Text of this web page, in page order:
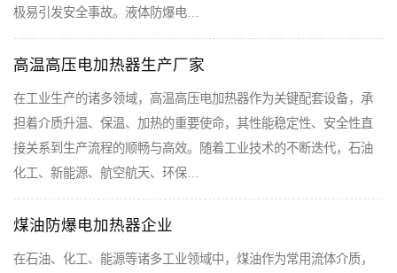
极易引发安全事故。液体防爆电…
高温高压电加热器生产厂家
在工业生产的诸多领域，高温高压电加热器作为关键配套设备，承
担着介质升温、保温、加热的重要使命，其性能稳定性、安全性直
接关系到生产流程的顺畅与高效。随着工业技术的不断迭代，石油
化工、新能源、航空航天、环保…
煤油防爆电加热器企业
在石油、化工、能源等诸多工业领域中，煤油作为常用流体介质，